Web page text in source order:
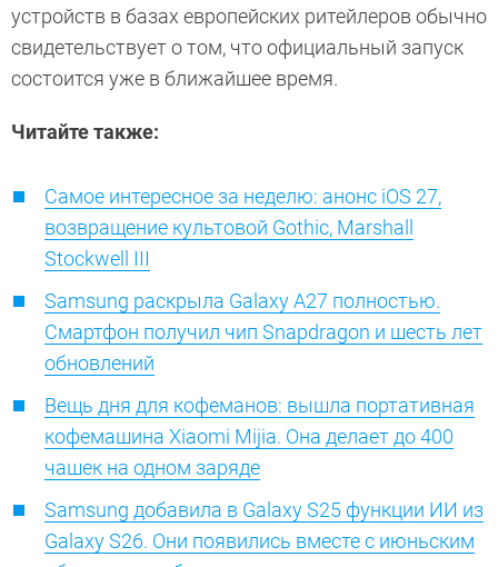
устройств в базах европейских ритейлеров обычно
свидетельствует о том, что официальный запуск
состоится уже в ближайшее время.
Читайте также:
Самое интересное за неделю: анонс iOS 27,
возвращение культовой Gothic, Marshall
Stockwell III
Samsung раскрыла Galaxy A27 полностью.
Смартфон получил чип Snapdragon и шесть лет
обновлений
Вещь дня для кофеманов: вышла портативная
кофемашина Xiaomi Mijia. Она делает до 400
чашек на одном заряде
Samsung добавила в Galaxy S25 функции ИИ из
Galaxy S26. Они появились вместе с июньским